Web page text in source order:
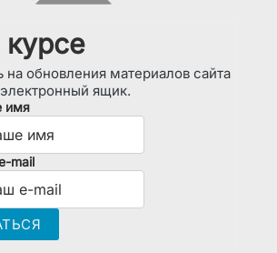
курсе
обновления материалов сайта
ящик.
имя
mail